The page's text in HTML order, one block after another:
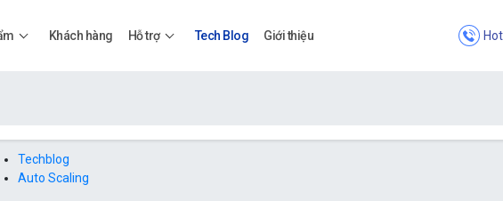
Khách hàng Hỗ trợ Tech Blog Giới thiệu
Techblog
Auto Scaling